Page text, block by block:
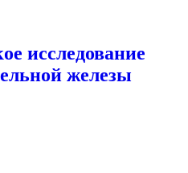
исследование
железы